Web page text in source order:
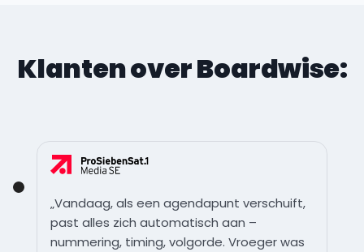
Klanten over Boardwise:
„Vandaag, als een agendapunt verschuift,
past alles zich automatisch aan –
nummering, timing, volgorde. Vroeger was